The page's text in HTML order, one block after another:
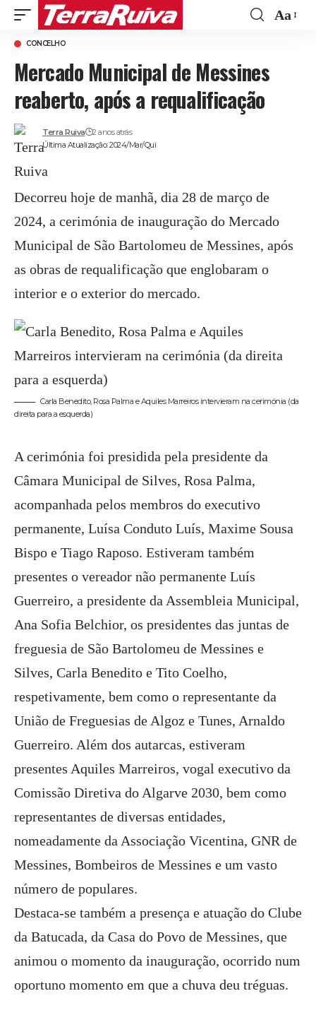
Aa
CONCELHO
Mercado Municipal de Messines
reaberto, após a requalificação
Última Atualização: 2024/Mar/Qui
Terra Ruiva 2 anos atrás
Decorreu hoje de manhã, dia 28 de março de
2024, a cerimónia de inauguração do Mercado
Municipal de São Bartolomeu de Messines, após
as obras de requalificação que englobaram o
interior e o exterior do mercado.
Carla Benedito, Rosa Palma e Aquiles Marreiros intervieram na cerimónia (da
direita para a esquerda)
A cerimónia foi presidida pela presidente da
Câmara Municipal de Silves, Rosa Palma,
acompanhada pelos membros do executivo
permanente, Luísa Conduto Luís, Maxime Sousa
Bispo e Tiago Raposo. Estiveram também
presentes o vereador não permanente Luís
Guerreiro, a presidente da Assembleia Municipal,
Ana Sofia Belchior, os presidentes das juntas de
freguesia de São Bartolomeu de Messines e
Silves, Carla Benedito e Tito Coelho,
respetivamente, bem como o representante da
União de Freguesias de Algoz e Tunes, Arnaldo
Guerreiro. Além dos autarcas, estiveram
presentes Aquiles Marreiros, vogal executivo da
Comissão Diretiva do Algarve 2030, bem como
representantes de diversas entidades,
nomeadamente da Associação Vicentina, GNR de
Messines, Bombeiros de Messines e um vasto
número de populares.
Destaca-se também a presença e atuação do Clube
da Batucada, da Casa do Povo de Messines, que
animou o momento da inauguração, ocorrido num
oportuno momento em que a chuva deu tréguas.